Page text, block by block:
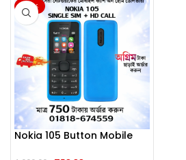
-25%
Nokia 105 Button Mobile